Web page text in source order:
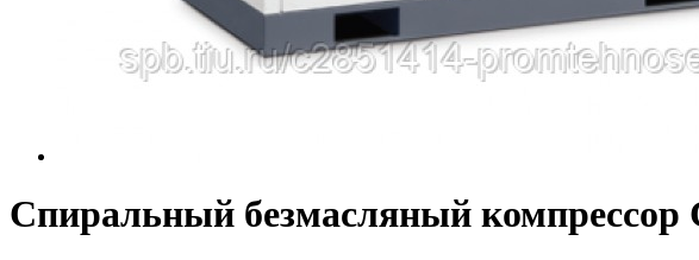
Спиральный безмасляный компрессор